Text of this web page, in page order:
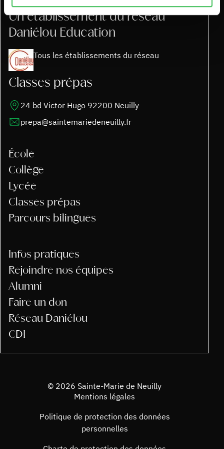
Un établissement du réseau
Daniélou Education
Tous les établissements du réseau
Classes prépas
24 bd Victor Hugo 92200 Neuilly
prepa@saintemariedeneuilly.fr
École
Collège
Lycée
Classes prépas
Parcours bilingues
Infos pratiques
Rejoindre nos équipes
Alumni
Faire un don
Réseau Daniélou
CDI
© 2026 Sainte-Marie de Neuilly
Mentions légales
Politique de protection des données
personnelles